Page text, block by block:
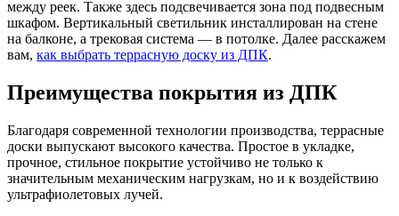
между реек. Также здесь подсвечивается зона под подвесным
шкафом. Вертикальный светильник инсталлирован на стене
на балконе, а трековая система — в потолке. Далее расскажем
вам, как выбрать террасную доску из ДПК.
Преимущества покрытия из ДПК
Благодаря современной технологии производства, террасные
доски выпускают высокого качества. Простое в укладке,
прочное, стильное покрытие устойчиво не только к
значительным механическим нагрузкам, но и к воздействию
ультрафиолетовых лучей.